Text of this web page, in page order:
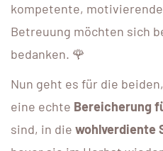
kompetente,
Betreuung möchten sich
bedanken. 🌹
Nun geht es für die
eine echte Bereicherung
sind, in die wohlverdiente